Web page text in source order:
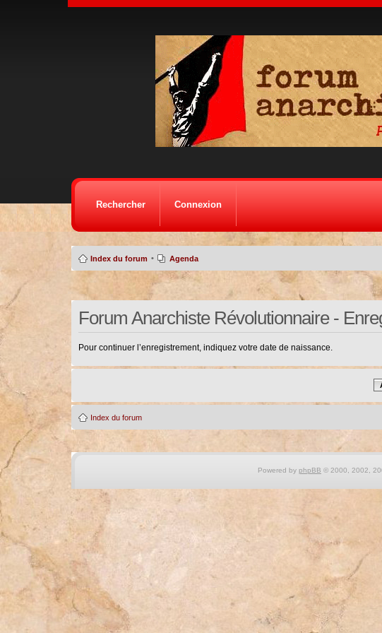
Rechercher Connexion
Index du forum • Agenda
Forum Anarchiste Révolutionnaire -
Pour continuer l’enregistrement, indiquez votre date de naissance.
Index du forum
Powered by phpBB © 2000, 2002,